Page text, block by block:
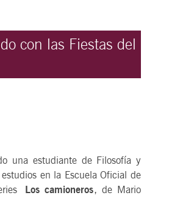
con las Fiestas del
una estudiante de Filosofía y
en la Escuela Oficial de
Los camioneros, de Mario